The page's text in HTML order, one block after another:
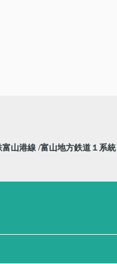
富山港線 富山地方鉄道１系統